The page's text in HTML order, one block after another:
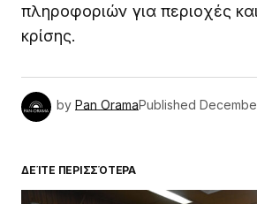
πληροφοριών για περιοχές
κρίσης.
by Pan OramaPublished
ΔΕΊΤΕ ΠΕΡΙΣΣΌΤΕΡΑ